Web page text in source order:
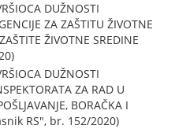
DUŽNOSTI
ZA ZAŠTITU ŽIVOTNE
ŽIVOTNE SREDINE
DUŽNOSTI
ZA RAD U
BORAČKA I
RS", br. 152/2020)